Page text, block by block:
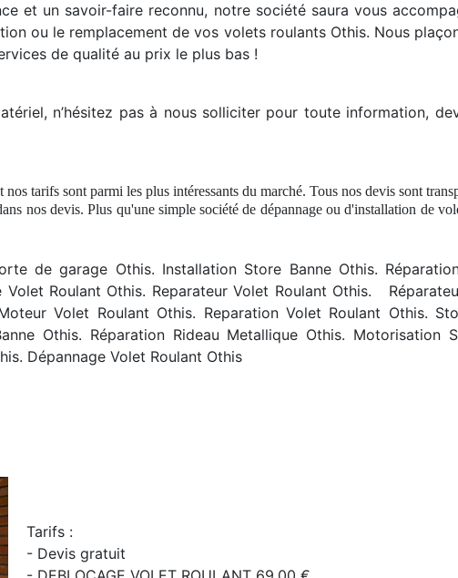
et un savoir-faire reconnu, notre société saura vous
ou le remplacement de vos volets roulants Othis. Nous
de qualité au prix le plus bas !
n’hésitez pas à nous solliciter pour toute information,
tarifs sont parmi les plus intéressants du marché. Tous nos devis sont
nos devis. Plus qu'une simple société de dépannage ou d'installation de
de garage Othis. Installation Store Banne Othis.
Volet Roulant Othis. Reparateur Volet Roulant Othis. R
Volet Roulant Othis. Reparation Volet Roulant Othis.
Othis. Réparation Rideau Metallique Othis. Motorisation
Dépannage Volet Roulant Othis
Tarifs :
- Devis gratuit